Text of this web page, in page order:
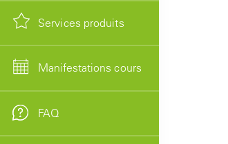
Services produits
Manifestations cours
FAQ